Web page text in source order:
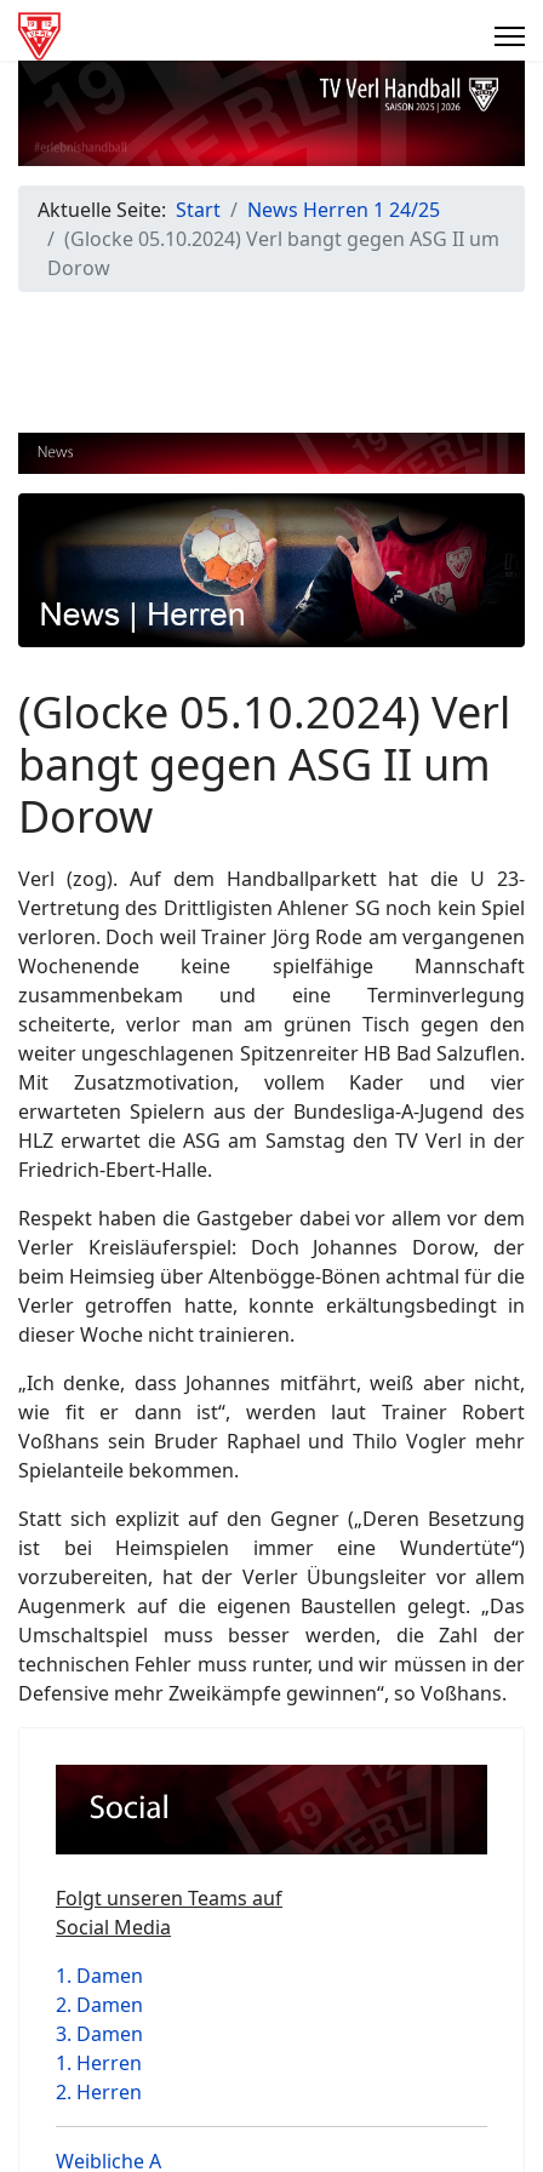
Aktuelle Seite: Start
News Herren 1 24/25
(Glocke 05.10.2024) Verl bangt gegen ASG II um
Dorow
(Glocke 05.10.2024) Verl
bangt gegen ASG II um
Dorow
Verl (zog). Auf dem Handballparkett hat die U 23-
Vertretung des Drittligisten Ahlener SG noch kein Spiel
verloren. Doch weil Trainer Jörg Rode am vergangenen
Wochenende keine spielfähige Mannschaft
zusammenbekam und eine Terminverlegung
scheiterte, verlor man am grünen Tisch gegen den
weiter ungeschlagenen Spitzenreiter HB Bad Salzuflen.
Mit Zusatzmotivation, vollem Kader und vier
erwarteten Spielern aus der Bundesliga-A-Jugend des
HLZ erwartet die ASG am Samstag den TV Verl in der
Friedrich-Ebert-Halle.
Respekt haben die Gastgeber dabei vor allem vor dem
Verler Kreisläuferspiel: Doch Johannes Dorow, der
beim Heimsieg über Altenbögge-Bönen achtmal für die
Verler getroffen hatte, konnte erkältungsbedingt in
dieser Woche nicht trainieren.
„Ich denke, dass Johannes mitfährt, weiß aber nicht,
wie fit er dann ist“, werden laut Trainer Robert
Voßhans sein Bruder Raphael und Thilo Vogler mehr
Spielanteile bekommen.
Statt sich explizit auf den Gegner („Deren Besetzung
ist bei Heimspielen immer eine Wundertüte“)
vorzubereiten, hat der Verler Übungsleiter vor allem
Augenmerk auf die eigenen Baustellen gelegt. „Das
Umschaltspiel muss besser werden, die Zahl der
technischen Fehler muss runter, und wir müssen in der
Defensive mehr Zweikämpfe gewinnen“, so Voßhans.
Folgt unseren Teams auf
Social Media
1. Damen
2. Damen
3. Damen
1. Herren
2. Herren
Weibliche A